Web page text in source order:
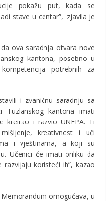
pokažu put, kada se
stave u centar”, izjavila je
ova saradnja otvara nove
kantona, posebno u
potrebnih za
i zvaničnu saradnju sa
Tuzlanskog kantona imati
kreirao i razvio UNFPA. Ti
kreativnost i uči
i vještinama, a koji su
Učenici će imati priliku da
koristeći ih”, kazao
omogućava, u